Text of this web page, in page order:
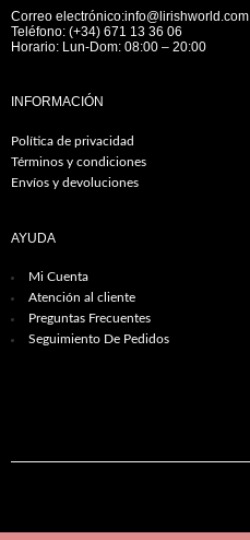
Correo electrónico:info@lirishworld.com
Teléfono: (+34) 671 13 36 06
Horario: Lun-Dom: 08:00 – 20:00
INFORMACIÓN
Política de privacidad
Términos y condiciones
Envíos y devoluciones
AYUDA
Mi Cuenta
Atención al cliente
Preguntas Frecuentes
Seguimiento De Pedidos